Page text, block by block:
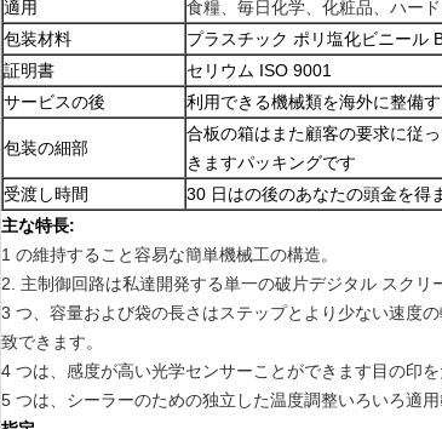
適用
食糧、毎日化学、化粧品、ハー
包装材料
プラスチック ポリ塩化ビニール
証明書
セリウム ISO 9001
サービスの後
利用できる機械類を海外に整備
包装の細部
合板の箱はまた顧客の要求に従
きますパッキングです
受渡し時間
30 日はの後のあなたの頭金を得
主な特長:
1 の維持すること容易な簡単機械工の構造。
2. 主制御回路は私達開発する単一の破片デジタル スクリ
3 つ、容量および袋の長さはステップとより少ない速度
致できます。
4 つは、感度が高い光学センサーことができます目の印
5 つは、シーラーのための独立した温度調整いろいろ適